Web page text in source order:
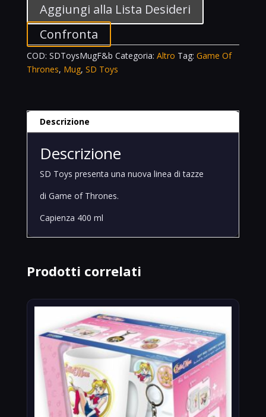
Targaryen
&
Blood
Game
Il
Trono
Spade
Aggiungi alla Lista Desideri
Confronta
COD: SDToysMugF&b Categoria: Altro Tag: Game Of
Thrones, Mug, SD Toys
Descrizione
Descrizione
SD Toys presenta una nuova linea di tazze
di Game of Thrones.
Capienza 400 ml
Prodotti correlati